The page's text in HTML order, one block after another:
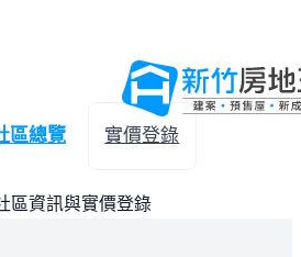
區總覽 實價登錄
區資訊與實價登錄